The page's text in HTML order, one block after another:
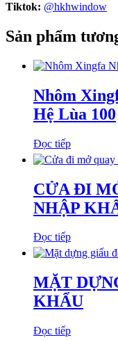
Tiktok: @hkhwindow
Sản phẩm
Nhôm
Hệ Lùa 100
Đọc tiếp
CỬA ĐI
NHẬP
Đọc tiếp
MẶT
KHẨU
Đọc tiếp